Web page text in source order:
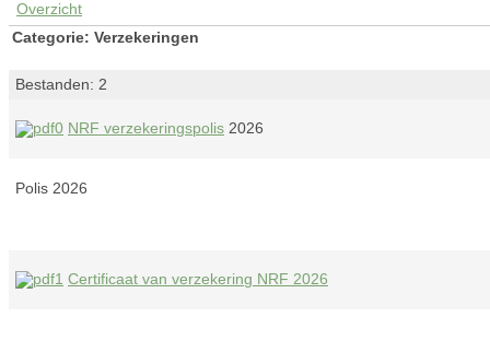
Overzicht
Categorie: Verzekeringen
Bestanden: 2
NRF verzekeringspolis 2026
Polis 2026
Certificaat van verzekering NRF 2026